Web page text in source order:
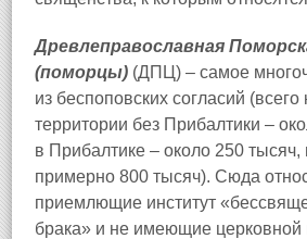
Древлеправославная
(поморцы) (ДПЦ) – самое
из беспоповских согласий (всего
территории без Прибалтики –
в Прибалтике – около 250 тысяч,
примерно 800 тысяч). Сюда
приемлющие институт
брака» и не имеющие церковной